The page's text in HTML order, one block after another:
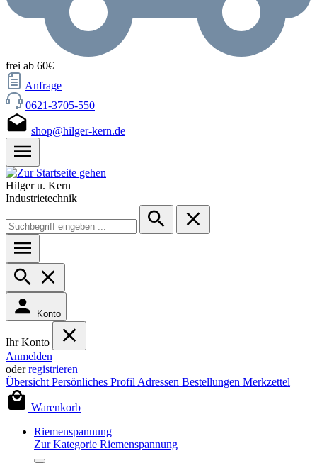
frei ab 60€
Anfrage
0621-3705-550
shop@hilger-kern.de
Hilger u. Kern
Industrietechnik
Konto
Ihr Konto
Anmelden
oderregistrieren
Übersicht Persönliches Profil Adressen Bestellungen Merkzettel
Warenkorb
Riemenspannung
Zur Kategorie Riemenspannung